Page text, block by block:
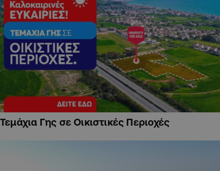
Τεμάχια Γης σε Οικιστικές Περιοχές